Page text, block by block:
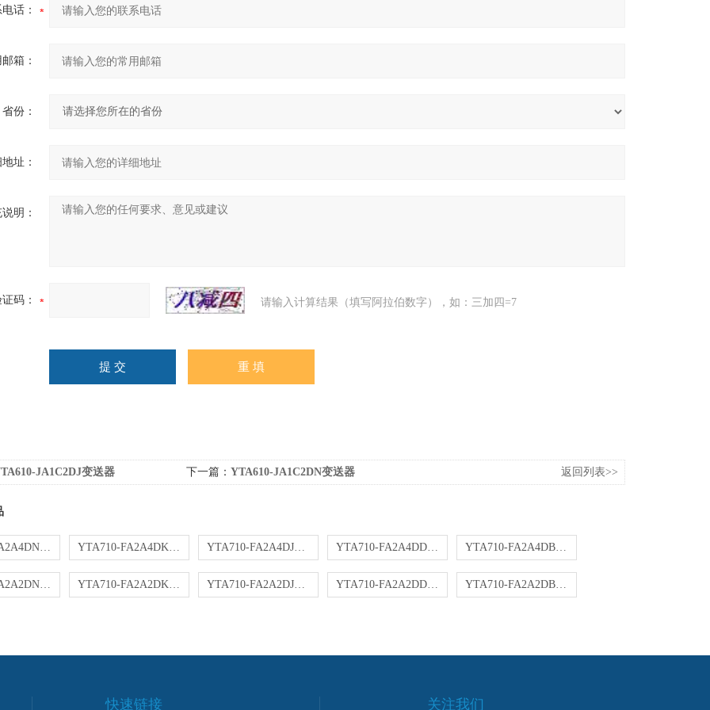
话：
箱：
省份：
址：
明：
码： 请输入计算结果（填写阿拉伯数字），如：三加四=7
JA1C2DJ变送器 下一篇： YTA610-JA1C2DN变送器 返回列表>>
YTA710-FA2A4DN变送器 YTA710-FA2A4DK变送器 YTA710-FA2A4DJ变送器 YTA710-FA2A4DD变送器 YTA710-FA2A4DB变送器
YTA710-FA2A2DN变送器 YTA710-FA2A2DK变送器 YTA710-FA2A2DJ变送器 YTA710-FA2A2DD变送器 YTA710-FA2A2DB变送器
快速链接 关注我们